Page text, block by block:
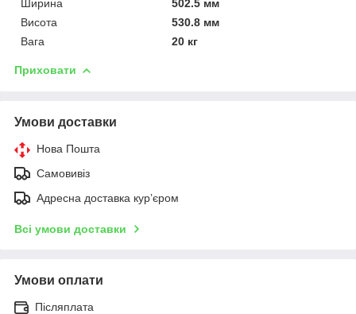
Ширина
502.5 мм
Висота
530.8 мм
Вага
20 кг
Приховати
Умови доставки
Нова Пошта
Самовивіз
Адресна доставка курʼєром
Всі умови доставки
Умови оплати
Післяплата